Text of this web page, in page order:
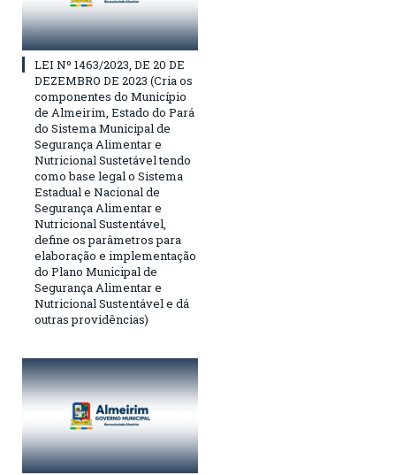
LEI Nº 1463/2023, DE 20 DE
DEZEMBRO DE 2023 (Cria os
componentes do Município
de Almeirim, Estado do Pará
do Sistema Municipal de
Segurança Alimentar e
Nutricional Sustetável tendo
como base legal o Sistema
Estadual e Nacional de
Segurança Alimentar e
Nutricional Sustentável,
define os parâmetros para
elaboração e implementação
do Plano Municipal de
Segurança Alimentar e
Nutricional Sustentável e dá
outras providências)